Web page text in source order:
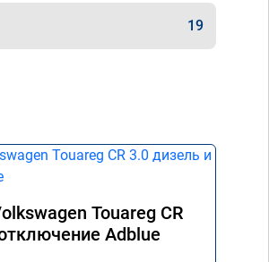
19
Touareg CR
Adblue